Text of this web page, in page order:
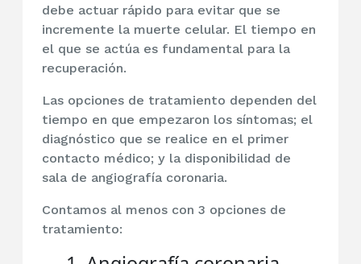
debe actuar rápido para evitar que se
incremente la muerte celular. El tiempo en
el que se actúa es fundamental para la
recuperación.
Las opciones de tratamiento dependen del
tiempo en que empezaron los síntomas; el
diagnóstico que se realice en el primer
contacto médico; y la disponibilidad de
sala de angiografía coronaria.
Contamos al menos con 3 opciones de
tratamiento: